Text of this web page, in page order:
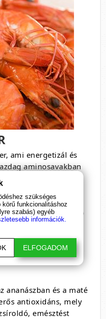
ami energetizál és
aminosavakban
tartalmaz.
kakaó, quinoa,
az azték és inka
a fáradtságot kiváltó
ha
a sejtek
le, kevésbé
ananászban és a maté
antioxidáns, mely
emésztést
szükséges
funkcionalitáshoz
szabás) egyéb
információk.
ELFOGADOM